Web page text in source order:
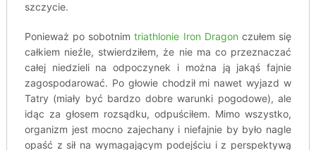
szczycie.
Ponieważ po sobotnimtriathlonie Iron Dragon czułem się
całkiem nieźle, stwierdziłem, że nie ma co przeznaczać
całej niedzieli na odpoczynek i można ją jakąś fajnie
zagospodarować. Po głowie chodził mi nawet wyjazd w
Tatry (miały być bardzo dobre warunki pogodowe), ale
idąc za głosem rozsądku, odpuściłem. Mimo wszystko,
organizm jest mocno zajechany i niefajnie by było nagle
opaść z sił na wymagającym podejściu i z perspektywą